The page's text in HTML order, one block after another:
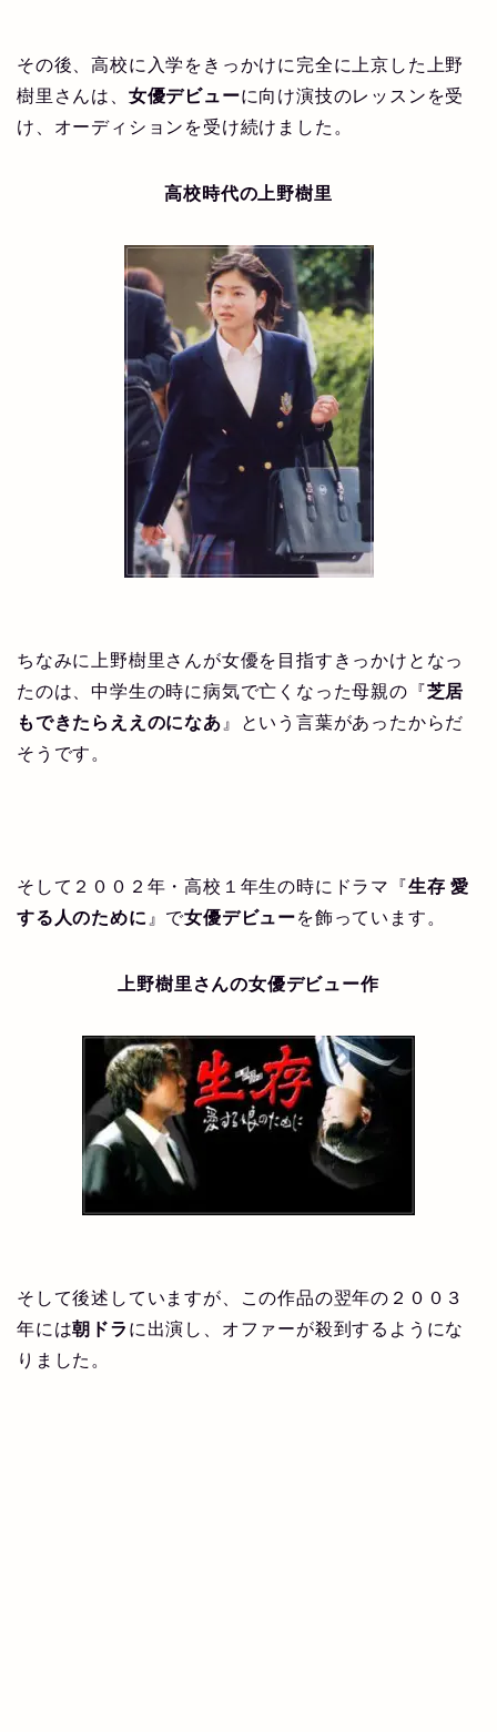
その後、高校に入学をきっかけに完全に上京した上野
樹里さんは、 女優デビューに向け演技のレッスンを受
け、オーディションを受け続けました。
高校時代の上野樹里
ちなみに上野樹里さんが女優を目指すきっかけとなっ
たのは、中学生の時に病気で亡くなった母親の『芝居
もできたらええのになあ 』という言葉があったからだ
そうです。
そして２００２年・高校１年生の時にドラマ『生存 愛
する人のために 』で女優デビューを飾っています。
上野樹里さんの女優デビュー作
そして後述していますが、この作品の翌年の２００３
年には朝ドラ に出演し、オファーが殺到するようにな
りました。